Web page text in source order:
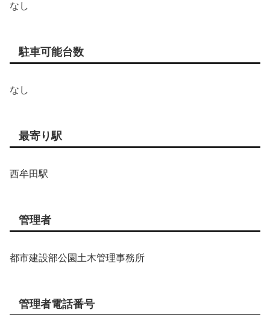
なし
駐車可能台数
なし
最寄り駅
西牟田駅
管理者
都市建設部公園土木管理事務所
管理者電話番号